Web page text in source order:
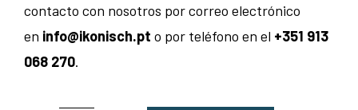
contacto con nosotros por correo electrónico
en info@ikonisch.pt o por teléfono en el +351 913
068 270.